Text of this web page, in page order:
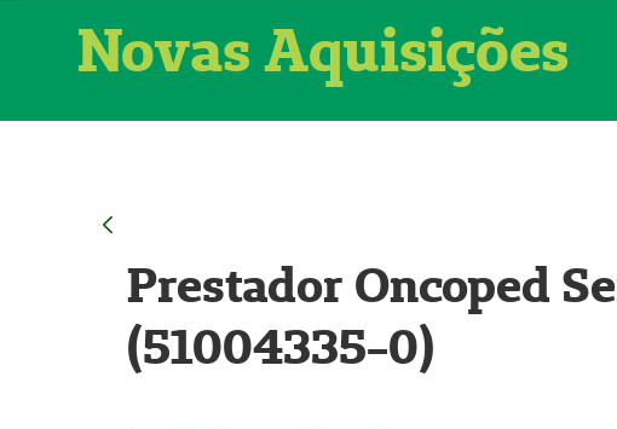
Novas Aquisições
Prestador Oncoped
(51004335-0)